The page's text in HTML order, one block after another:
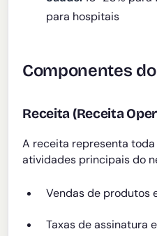
para hospitais
Componentes
Receita (Receita
A receita representa
atividades principais do
Vendas de produtos
Taxas de assinatura